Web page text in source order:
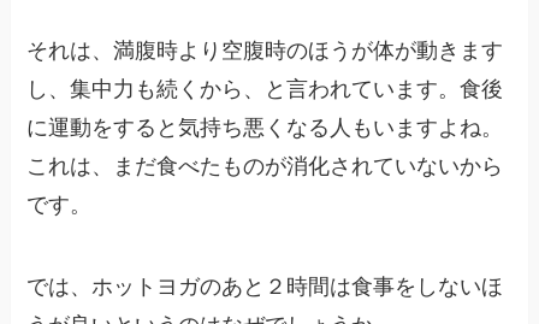
それは、満腹時より空腹時のほうが体が動きます
し、集中力も続くから、と言われています。食後
に運動をすると気持ち悪くなる人もいますよね。
これは、まだ食べたものが消化されていないから
です。
では、ホットヨガのあと２時間は食事をしないほ